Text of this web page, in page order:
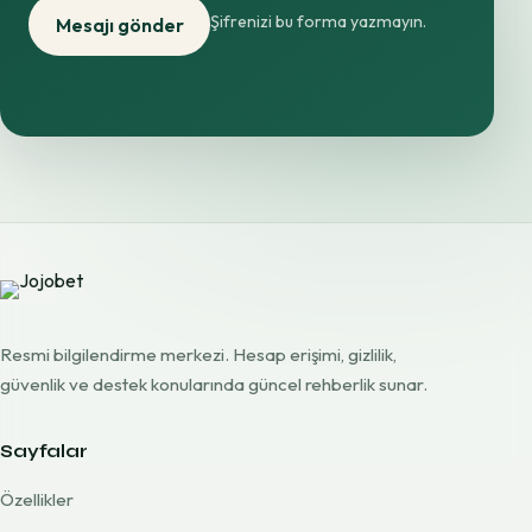
Mesajı gönder Şifrenizi bu forma yazmayın.
Resmi bilgilendirme merkezi. Hesap erişimi, gizlilik,
güvenlik ve destek konularında güncel rehberlik sunar.
Sayfalar
Özellikler